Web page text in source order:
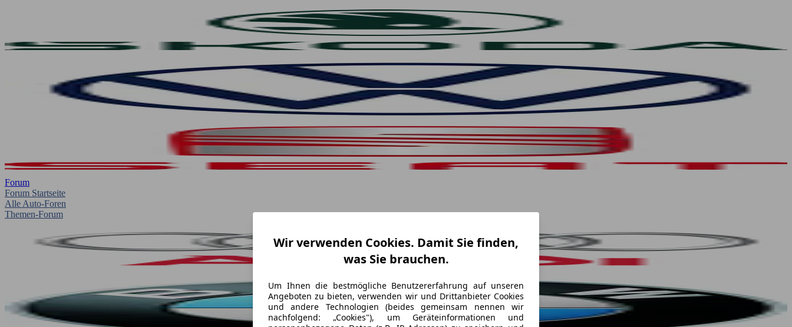
Forum
Forum Startseite
Alle Auto-Foren
Themen-Forum
Wir verwenden Cookies. Damit Sie finden,
was Sie brauchen.
Um Ihnen die bestmögliche Benutzererfahrung auf unseren
Angeboten zu bieten, verwenden wir und Drittanbieter Cookies
und andere Technologien (beides gemeinsam nennen wir
nachfolgend: „Cookies"), um Geräteinformationen und